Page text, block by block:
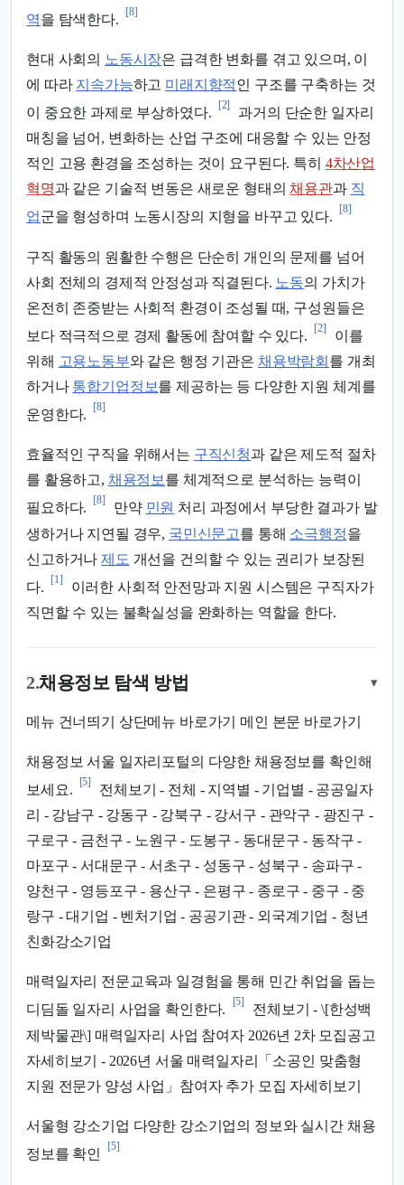
역을 탐색한다.
[8]
현대 사회의 노동시장은 급격한 변화를 겪고 있으며, 이
에 따라 지속가능하고 미래지향적인 구조를 구축하는 것
이 중요한 과제로 부상하였다.
[2]
과거의 단순한 일자리
매칭을 넘어, 변화하는 산업 구조에 대응할 수 있는 안정
적인 고용 환경을 조성하는 것이 요구된다. 특히 4차산업
혁명과 같은 기술적 변동은 새로운 형태의채용관과 직
업군을 형성하며 노동시장의 지형을 바꾸고 있다.
[8]
구직 활동의 원활한 수행은 단순히 개인의 문제를 넘어
사회 전체의 경제적 안정성과 직결된다. 노동의 가치가
온전히 존중받는 사회적 환경이 조성될 때, 구성원들은
보다 적극적으로 경제 활동에 참여할 수 있다.
[2]
이를
위해 고용노동부와 같은 행정 기관은 채용박람회 를 개최
하거나 통합기업정보를 제공하는 등 다양한 지원 체계를
운영한다.
[8]
효율적인 구직을 위해서는 구직신청과 같은 제도적 절차
를 활용하고, 채용정보를 체계적으로 분석하는 능력이
필요하다.
[8]
만약 민원 처리 과정에서 부당한 결과가 발
생하거나 지연될 경우, 국민신문고를 통해 소극행정을
신고하거나제도 개선을 건의할 수 있는 권리가 보장된
다.
[1]
이러한 사회적 안전망과 지원 시스템은 구직자가
직면할 수 있는 불확실성을 완화하는 역할을 한다.
2.채용정보 탐색 방법 ▾
메뉴 건너띄기 상단메뉴 바로가기 메인 본문 바로가기
채용정보 서울 일자리포털의 다양한 채용정보를 확인해
보세요.
[5]
전체보기 - 전체 - 지역별 - 기업별 - 공공일자
리 - 강남구 - 강동구 - 강북구 - 강서구 - 관악구 - 광진구 -
구로구 - 금천구 - 노원구 - 도봉구 - 동대문구 - 동작구 -
마포구 - 서대문구 - 서초구 - 성동구 - 성북구 - 송파구 -
양천구 - 영등포구 - 용산구 - 은평구 - 종로구 - 중구 - 중
랑구 - 대기업 - 벤처기업 - 공공기관 - 외국계기업 - 청년
친화강소기업
매력일자리 전문교육과 일경험을 통해 민간 취업을 돕는
디딤돌 일자리 사업을 확인한다.
[5]
전체보기 - \[한성백
제박물관\] 매력일자리 사업 참여자 2026년 2차 모집공고
자세히보기 - 2026년 서울 매력일자리「소공인 맞춤형
지원 전문가 양성 사업」참여자 추가 모집 자세히보기
서울형 강소기업 다양한 강소기업의 정보와 실시간 채용
정보를 확인
[5]